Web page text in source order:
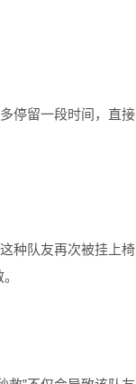
停留一段时间，直接
种队友再次被挂上椅